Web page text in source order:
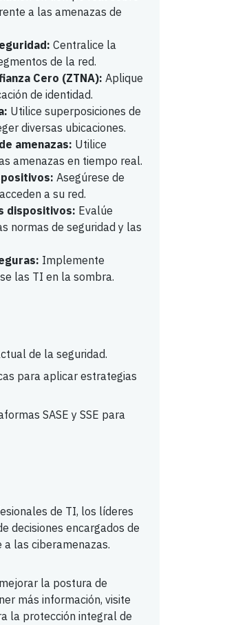
a las amenazas de
Centralice la
de la red.
Cero (ZTNA): Aplique
de identidad.
Utilice superposiciones de
diversas ubicaciones.
amenazas: Utilice
amenazas en tiempo real.
Asegúrese de
a su red.
dispositivos: Evalúe
normas de seguridad y las
Implemente
las TI en la sombra.
de la seguridad.
para aplicar estrategias
SASE y SSE para
de TI, los líderes
decisiones encargados de
las ciberamenazas.
la postura de
más información, visite
la protección integral de